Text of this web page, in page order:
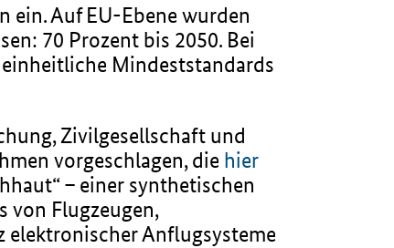
Auf EU-Ebene wurden
70 Prozent bis 2050. Bei
Mindeststandards
Zivilgesellschaft und
vorgeschlagen, die hier
– einer synthetischen
von Flugzeugen,
elektronischer Anflugsysteme